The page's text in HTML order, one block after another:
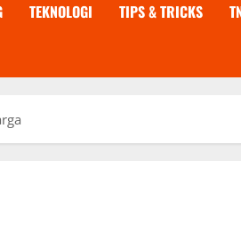
TEKNOLOGI TIPS & TRICKS